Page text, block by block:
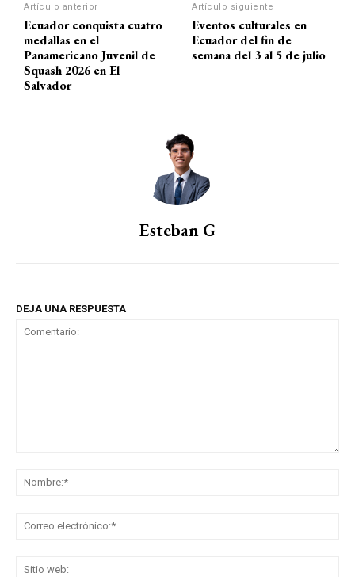
Artículo anterior
Ecuador conquista cuatro
medallas en el
Panamericano Juvenil de
Squash 2026 en El
Salvador
Artículo siguiente
Eventos culturales en
Ecuador del fin de
semana del 3 al 5 de julio
Esteban G
DEJA UNA RESPUESTA